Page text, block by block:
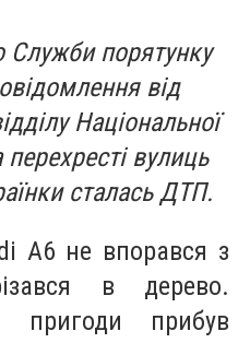
Служби порятунку
від
Національної
вулиць
сталась ДТП.
A6 не впорався з
в дерево.
прибув